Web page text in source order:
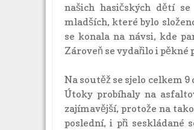
našich hasičských dětí
mladších, které bylo
se konala na návsi, kde
Zároveň se vydařilo i pěkné
Na soutěž se sjelo celkem
Útoky probíhaly na
zajímavější, protože na
poslední, i při seskládané